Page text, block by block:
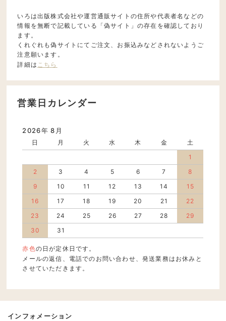
いろは出版株式会社や運営通販サイトの住所や代表者名などの
情報を無断で記載している「偽サイト」の存在を確認しており
ます。
くれぐれも偽サイトにてご注文、お振込みなどされないようご
注意願います。
詳細は こちら
営業日カレンダー
2026年 8月
日 月 火 水 木 金
土
1
2
3 4 5 6 7
8
9
10 11 12 13 14
15
16
17 18 19 20 21
22
23
24 25 26 27 28
29
30
31
赤色の日が定休日です。
メールの返信、電話でのお問い合わせ、発送業務はお休みと
させていただきます。
インフォメーション